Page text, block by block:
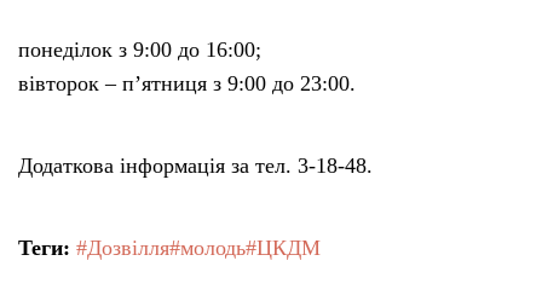
понеділок з 9:00 до 16:00;
вівторок – п’ятниця з 9:00 до 23:00.
Додаткова інформація за тел. 3-18-48.
Теги: #Дозвілля#молодь#ЦКДМ